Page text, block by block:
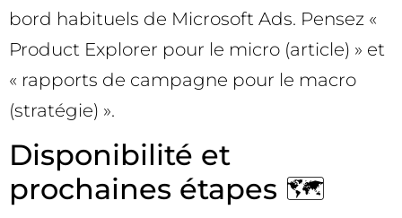
bord habituels de Microsoft Ads. Pensez «
Product Explorer pour le micro (article) » et
« rapports de campagne pour le macro
(stratégie) ».
Disponibilité et
prochaines étapes 🗺️